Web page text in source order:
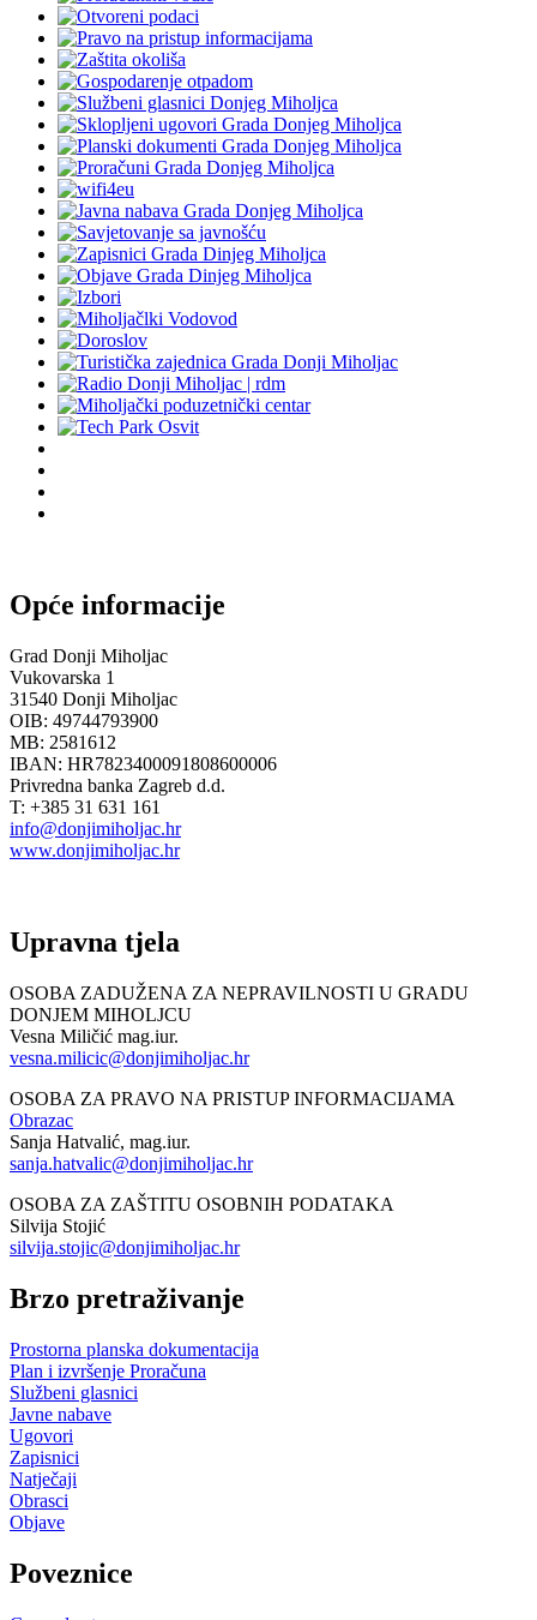
Opće informacije
Grad Donji Miholjac
Vukovarska 1
31540 Donji Miholjac
OIB: 49744793900
MB: 2581612
IBAN: HR7823400091808600006
Privredna banka Zagreb d.d.
T: +385 31 631 161
info@donjimiholjac.hr
www.donjimiholjac.hr
Upravna tjela
OSOBA ZADUŽENA ZA NEPRAVILNOSTI U GRADU
DONJEM MIHOLJCU
Vesna Miličić mag.iur.
vesna.milicic@donjimiholjac.hr
OSOBA ZA PRAVO NA PRISTUP INFORMACIJAMA
Obrazac
Sanja Hatvalić, mag.iur.
sanja.hatvalic@donjimiholjac.hr
OSOBA ZA ZAŠTITU OSOBNIH PODATAKA
Silvija Stojić
silvija.stojic@donjimiholjac.hr
Brzo pretraživanje
Prostorna planska dokumentacija
Plan i izvršenje Proračuna
Službeni glasnici
Javne nabave
Ugovori
Zapisnici
Natječaji
Obrasci
Objave
Poveznice